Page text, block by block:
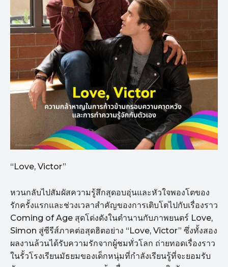
“Love, Victor”
หวนกลับไปสัมผัสความรู้สึกสุดอบอุ่นและหัวใจพองโตของ
รักครั้งแรกและช่วงเวลาสำคัญของการเติบโตไปกับเรื่องราว
Coming of Age สุดโด่งดังในตำนานกับภาพยนตร์ Love,
Simon สู่ซีรีส์ภาคต่อสุดฮิตอย่าง “Love, Victor” ซึ่งทั้งสอง
ผลงานล้วนได้รับความรักจากผู้ชมทั่วโลก ถ่ายทอดเรื่องราว
ในรั้วโรงเรียนมัธยมของเด็กหนุ่มที่กำลังเรียนรู้ที่จะยอมรับ